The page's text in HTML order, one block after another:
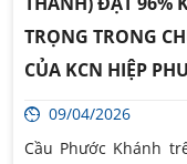
TRỌNG TRONG
CỦA KCN HIỆP
09/04/2026
Cầu Phước Khánh